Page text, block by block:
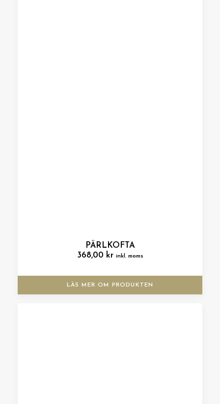
PÄRLKOFTA
368,00 kr inkl. moms
LÄS MER OM PRODUKTEN